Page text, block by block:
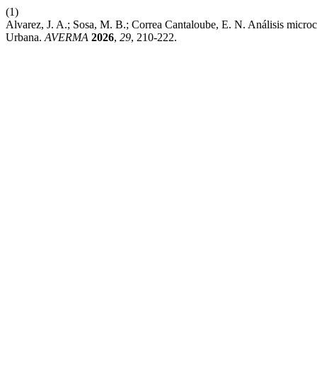
(1)
Alvarez, J. A.; Sosa, M. B.; Correa Cantaloube, E. N. Análisis
Urbana. AVERMA 2026, 29, 210-222.